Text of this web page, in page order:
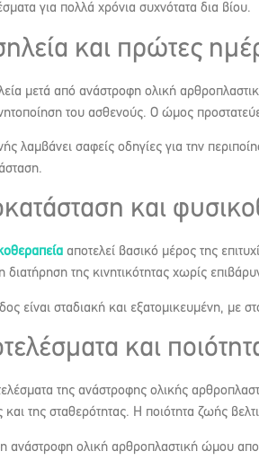
για πολλά χρόνια συχνότατα δια βίου.
και πρώτες
μετά από ανάστροφη ολική
του ασθενούς. Ο ώμος
λαμβάνει σαφείς οδηγίες για την
και
αποτελεί βασικό μέρος της
διατήρηση της κινητικότητας χωρίς
είναι σταδιακή και εξατομικευμένη, με
και
της ανάστροφης ολικής
και της σταθερότητας. Η ποιότητα ζωής
η ανάστροφη ολική αρθροπλαστική ώμου